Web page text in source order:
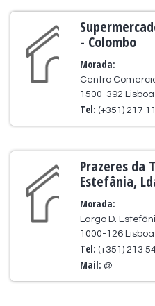
- Colombo
Morada:
Centro
1500-392 Lisboa
Tel: (+351) 217
Prazeres da
Estefânia,
Morada:
Largo D.
1000-126 Lisboa
Tel: (+351) 213
Mail: @